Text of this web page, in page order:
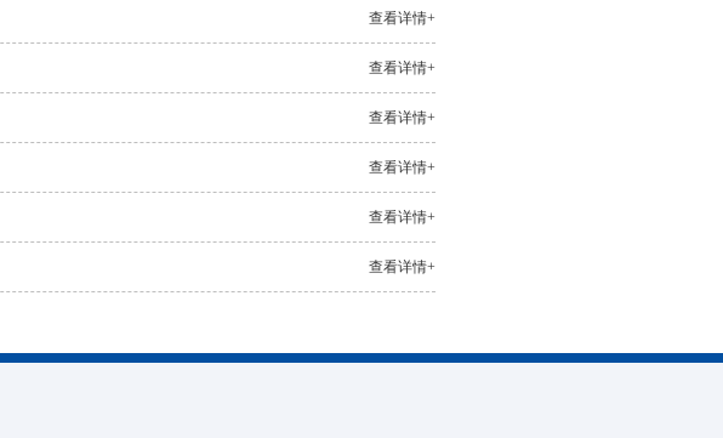
查看详情+
查看详情+
查看详情+
查看详情+
查看详情+
查看详情+